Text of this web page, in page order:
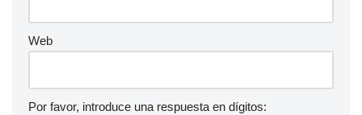
Web
Por favor, introduce una respuesta en dígitos: